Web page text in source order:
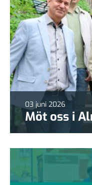
03 juni 2026
Möt oss i